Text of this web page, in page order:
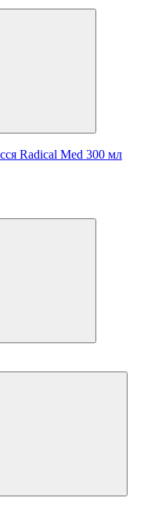
Radical Med 300 мл